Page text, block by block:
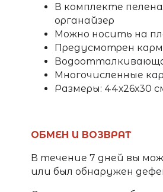
В комплекте
органайзер
Можно носить на
Предусмотрен
Многочисленные
Размеры: 44х26х30
ОБМЕН И ВОЗВРАТ
В течение 7 дней вы
или был обнаружен